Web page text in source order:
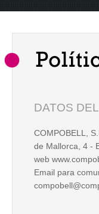
DATOS
COMPOBELL,
de Mallorca, 4 -
web
Email para